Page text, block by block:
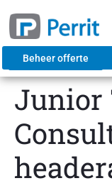
Beheer offerte
Junior